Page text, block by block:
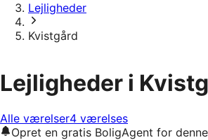
Lejligheder
Kvistgård
Lejligheder i
Alle værelser4 værelses
Opret en gratis BoligAgent for